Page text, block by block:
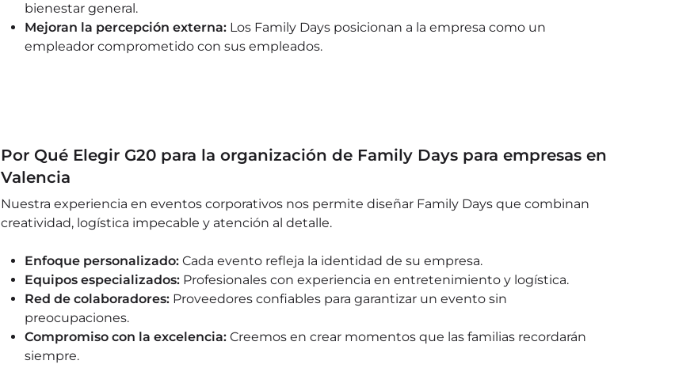
bienestar general.
Mejoran la percepción externa: Los Family Days posicionan a la empresa como un
empleador comprometido con sus empleados.
Por Qué Elegir G20 para la organización de Family Days para empresas en
Valencia
Nuestra experiencia en eventos corporativos nos permite diseñar Family Days que combinan
creatividad, logística impecable y atención al detalle.
Enfoque personalizado: Cada evento refleja la identidad de su empresa.
Equipos especializados: Profesionales con experiencia en entretenimiento y logística.
Red de colaboradores: Proveedores confiables para garantizar un evento sin
preocupaciones.
Compromiso con la excelencia: Creemos en crear momentos que las familias recordarán
siempre.